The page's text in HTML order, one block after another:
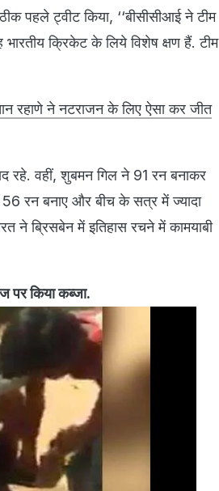
पहले ट्वीट किया, ‘‘बीसीसीआई ने टीम
क्रिकेट के लिये विशेष क्षण हैं. टीम
रहाणे ने नटराजन के लिए ऐसा कर जीत
वहीं, शुबमन गिल ने 91 रन बनाकर
रन बनाए और बीच के सत्र में ज्यादा
ने ब्रिसबेन में इतिहास रचने में कामयाबी
पर किया कब्जा.